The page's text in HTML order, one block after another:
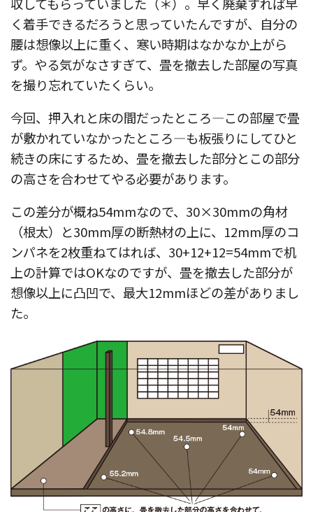
く着手できるだろうと思っていたんですが、自分の
腰は想像以上に重く、寒い時期はなかなか上がら
ず。やる気がなさすぎて、畳を撤去した部屋の写真
を撮り忘れていたくらい。
今回、押入れと床の間だったところ—この部屋で畳
が敷かれていなかったところ—も板張りにしてひと
続きの床にするため、畳を撤去した部分とこの部分
の高さを合わせてやる必要があります。
この差分が概ね54mmなので、30×30mmの角材
（根太）と30mm厚の断熱材の上に、12mm厚のコ
ンパネを2枚重ねてはれば、30+12+12=54mmで机
上の計算ではOKなのですが、畳を撤去した部分が
想像以上に凸凹で、最大12mmほどの差がありまし
た。